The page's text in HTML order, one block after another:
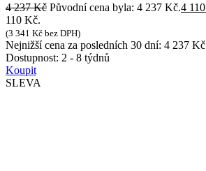
4 237Kč Původní cena byla: 4 237 Kč.4 110
110 Kč.
(3 341 Kč bez DPH)
Nejnižší cena za posledních 30 dní: 4 237 Kč
Dostupnost: 2 - 8 týdnů
Koupit
SLEVA